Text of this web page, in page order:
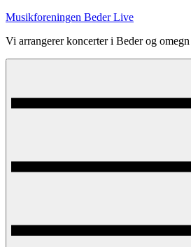
Skip
content
Musikforeningen Beder Live
Vi arrangerer koncerter i Beder og omegn